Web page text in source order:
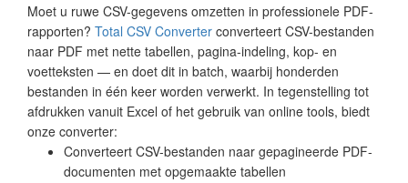
Moet u ruwe CSV-gegevens omzetten in professionele PDF-
rapporten? Total CSV Converter converteert CSV-bestanden
naar PDF met nette tabellen, pagina-indeling, kop- en
voetteksten — en doet dit in batch, waarbij honderden
bestanden in één keer worden verwerkt. In tegenstelling tot
afdrukken vanuit Excel of het gebruik van online tools, biedt
onze converter:
Converteert CSV-bestanden naar gepagineerde PDF-
documenten met opgemaakte tabellen